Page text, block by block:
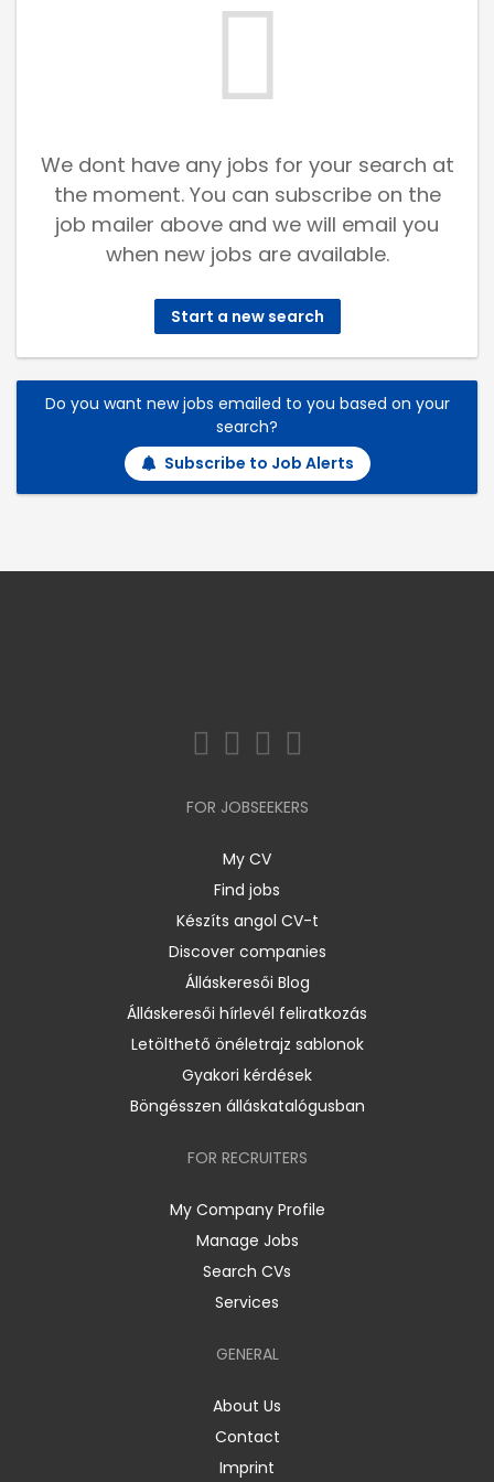
We dont have any jobs for your search at
the moment. You can subscribe on the
job mailer above and we will email you
when new jobs are available.
Start a new search
Do you want new jobs emailed to you based on your
search?
Subscribe to Job Alerts
FOR JOBSEEKERS
My CV
Find jobs
Készíts angol CV-t
Discover companies
Álláskeresői Blog
Álláskeresői hírlevél feliratkozás
Letölthető önéletrajz sablonok
Gyakori kérdések
Böngésszen álláskatalógusban
FOR RECRUITERS
My Company Profile
Manage Jobs
Search CVs
Services
GENERAL
About Us
Contact
Imprint